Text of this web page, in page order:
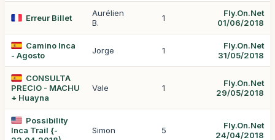
Erreur Billet
Aurélien
B.
1
Fly.On.Net
01/06/2018
Camino Inca
- Agosto
Jorge 1
Fly.On.Net
31/05/2018
CONSULTA
PRECIO - MACHU
+ Huayna
Vale 1
Fly.On.Net
29/05/2018
Possibility
Inca Trail {-
Simon 5
Fly.On.Net
24/04/2018